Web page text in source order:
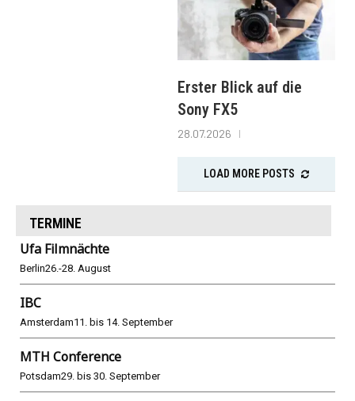
Erster Blick auf die
Sony FX5
28.07.2026
LOAD MORE POSTS
TERMINE
Ufa Filmnächte
Berlin26.-28. August
IBC
Amsterdam11. bis 14. September
MTH Conference
Potsdam29. bis 30. September